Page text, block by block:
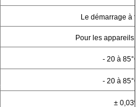
Le démarrage à
Pour les appareils
- 20 à 85
- 20 à 85
±